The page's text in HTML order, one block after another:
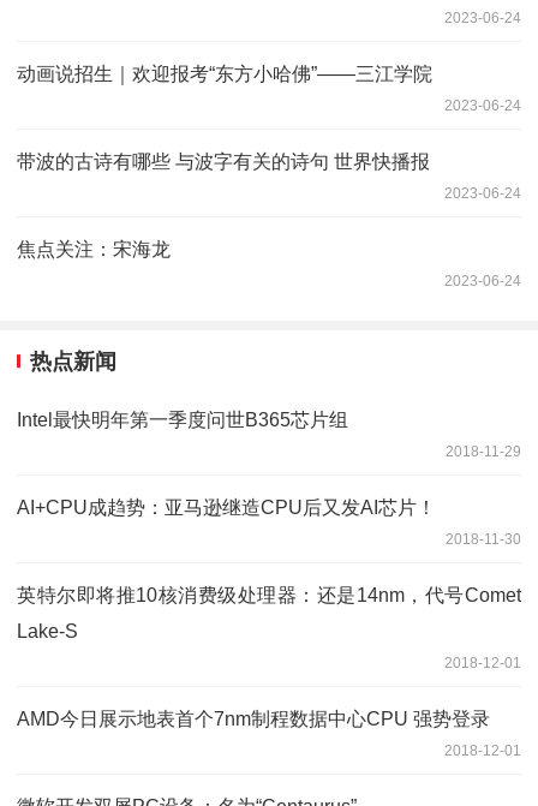
2023-06-24
动画说招生｜欢迎报考“东方小哈佛”——三江学院
2023-06-24
带波的古诗有哪些 与波字有关的诗句 世界快播报
2023-06-24
焦点关注：宋海龙
2023-06-24
热点新闻
Intel最快明年第一季度问世B365芯片组
2018-11-29
AI+CPU成趋势：亚马逊继造CPU后又发AI芯片！
2018-11-30
英特尔即将推10核消费级处理器：还是14nm，代号Comet
Lake-S
2018-12-01
AMD今日展示地表首个7nm制程数据中心CPU 强势登录
2018-12-01